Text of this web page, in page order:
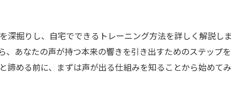
深掘りし、自宅でできるトレーニング方法を詳しく解説しま
、あなたの声が持つ本来の響きを引き出すためのステップを
諦める前に、まずは声が出る仕組みを知ることから始めてみ